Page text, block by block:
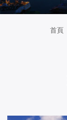
首頁